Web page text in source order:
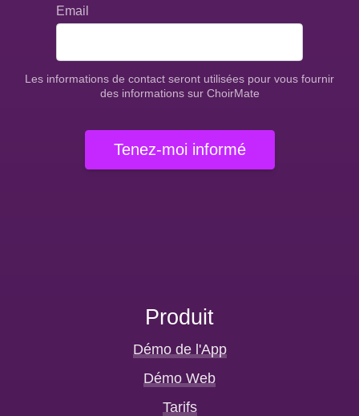
Email
Les informations de contact seront utilisées pour vous fournir
des informations sur ChoirMate
Tenez-moi informé
Produit
Démo de l'App
Démo Web
Tarifs